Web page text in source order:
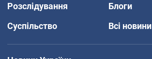
Розслідування
Блоги
Суспільство
Всі новини